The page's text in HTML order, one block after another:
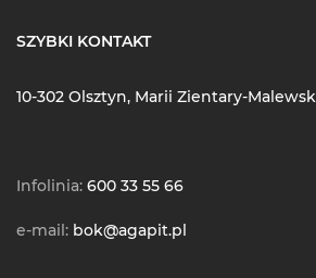
SZYBKI KONTAKT
10-302 Olsztyn, Marii Zientary-
Infolinia: 600 33 55 66
e-mail: bok@agapit.pl